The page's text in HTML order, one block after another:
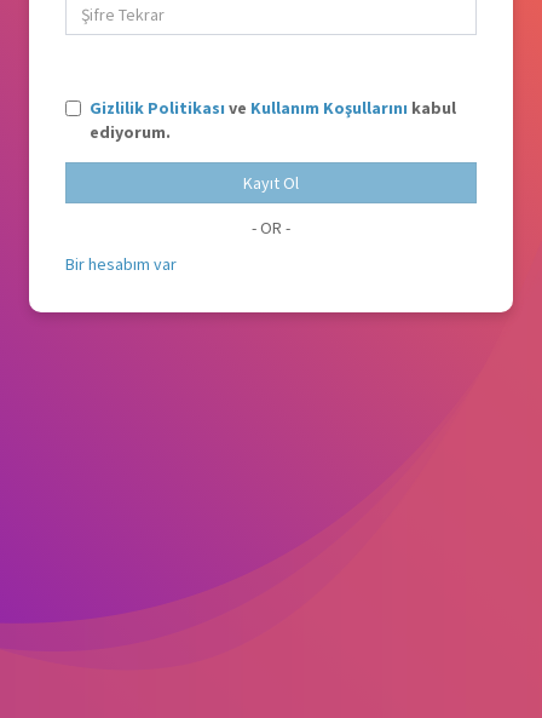
Gizlilik Politikası ve Kullanım Koşullarını kabul
ediyorum.
Kayıt Ol
- OR -
Bir hesabım var